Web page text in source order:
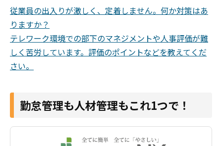
従業員の出入りが激しく、定着しません。何か対策はあ
りますか？
テレワーク環境での部下のマネジメントや人事評価が難
しく苦労しています。評価のポイントなどを教えてくだ
さい。
勤怠管理も人材管理もこれ1つで！